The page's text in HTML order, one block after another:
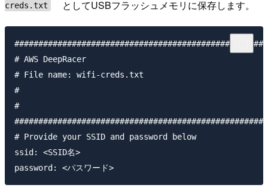
creds.txt
としてUSBフラッシュメモリに保存します。
# AWS DeepRacer
# File name: wifi-creds.txt
#
#
# Provide your SSID and password below
ssid: <SSID名>